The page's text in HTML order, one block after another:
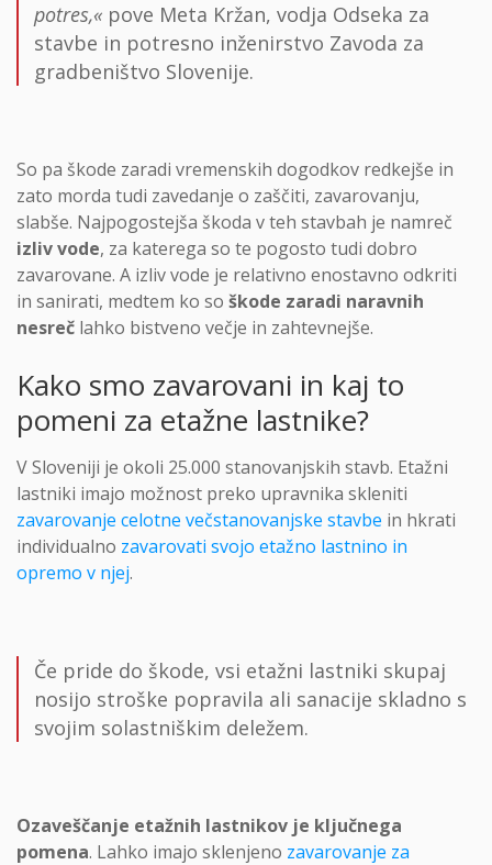
potres,« pove Meta Kržan, vodja Odseka za
stavbe in potresno inženirstvo Zavoda za
gradbeništvo Slovenije.
So pa škode zaradi vremenskih dogodkov redkejše in
zato morda tudi zavedanje o zaščiti, zavarovanju,
slabše. Najpogostejša škoda v teh stavbah je namreč
izliv vode, za katerega so te pogosto tudi dobro
zavarovane. A izliv vode je relativno enostavno odkriti
in sanirati, medtem ko so škode zaradi naravnih
nesreč lahko bistveno večje in zahtevnejše.
Kako smo zavarovani in kaj to
pomeni za etažne lastnike?
V Sloveniji je okoli 25.000 stanovanjskih stavb. Etažni
lastniki imajo možnost preko upravnika skleniti
zavarovanje celotne večstanovanjske stavbe in hkrati
individualno zavarovati svojo etažno lastnino in
opremo v njej.
Če pride do škode, vsi etažni lastniki skupaj
nosijo stroške popravila ali sanacije skladno s
svojim solastniškim deležem.
Ozaveščanje etažnih lastnikov je ključnega
pomena. Lahko imajo sklenjeno zavarovanje za